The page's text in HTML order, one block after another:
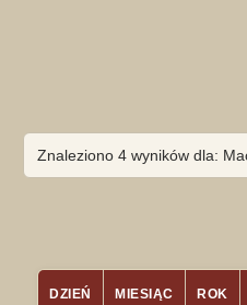
Znaleziono 4 wyników dla:
DZIEŃ MIESIĄC ROK